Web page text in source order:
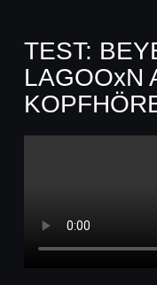
TEST:
LAGOOxN